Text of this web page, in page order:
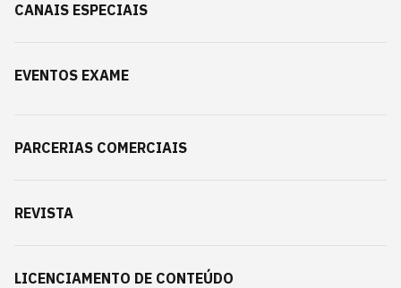
CANAIS ESPECIAIS
EVENTOS EXAME
PARCERIAS COMERCIAIS
REVISTA
LICENCIAMENTO DE CONTEÚDO